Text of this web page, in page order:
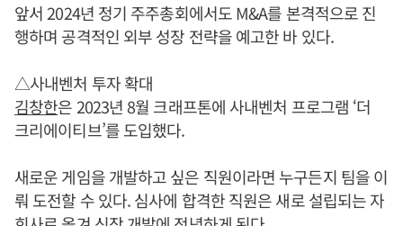
앞서 2024년 정기 주주총회에서도 M&A를 본격적으로 진
행하며 공격적인 외부 성장 전략을 예고한 바 있다.
△사내벤처 투자 확대
김창한은 2023년 8월 크래프톤에 사내벤처 프로그램 ‘더
크리에이티브’를 도입했다.
새로운 게임을 개발하고 싶은 직원이라면 누구든지 팀을 이
뤄 도전할 수 있다. 심사에 합격한 직원은 새로 설립되는 자